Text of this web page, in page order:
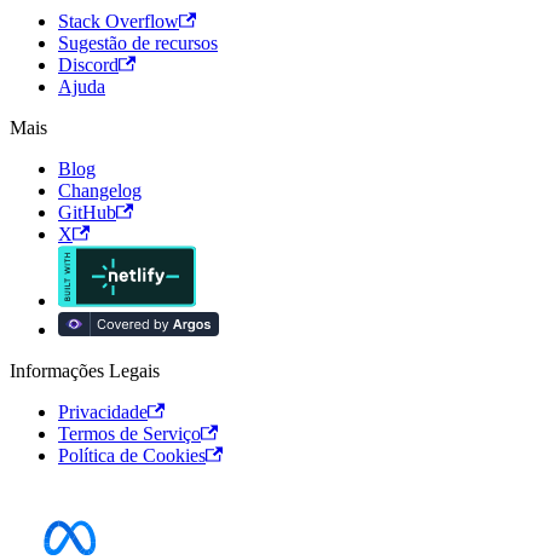
Stack Overflow
Sugestão de recursos
Discord
Ajuda
Mais
Blog
Changelog
GitHub
X
Informações Legais
Privacidade
Termos de Serviço
Política de Cookies